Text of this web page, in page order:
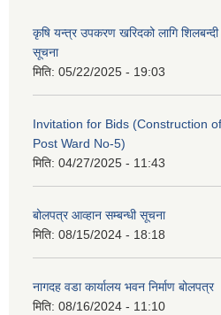
कृषि यन्त्र उपकरण खरिदको लागि शिलबन्दी
सूचना
मिति: 05/22/2025 - 19:03
Invitation for Bids (Construction
Post Ward No-5)
मिति: 04/27/2025 - 11:43
बोलपत्र आव्हान सम्बन्धी सूचना
मिति: 08/15/2024 - 18:18
नागदह वडा कार्यालय भवन निर्माण बोलपत्र
मिति: 08/16/2024 - 11:10